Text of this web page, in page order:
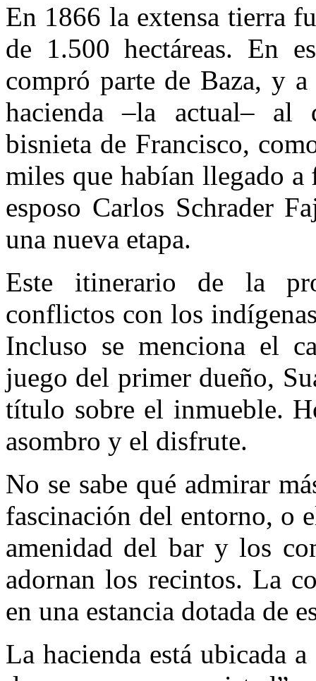
En 1866 la extensa tierra
de 1.500 hectáreas. En
compró parte de Baza, y
hacienda –la actual– al
bisnieta de Francisco,
miles que habían llegado
esposo Carlos Schrader
una nueva etapa.
Este itinerario de la
conflictos con los
Incluso se menciona el
juego del primer dueño,
título sobre el inmueble.
asombro y el disfrute.
No se sabe qué admirar
fascinación del entorno, o
amenidad del bar y los
adornan los recintos. La
en una estancia dotada de
La hacienda está ubicada